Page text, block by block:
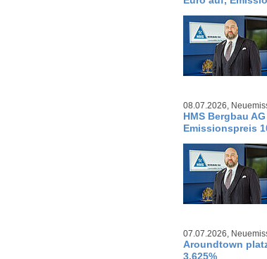
08.07.2026,
HMS Bergbau
Emissionspreis
07.07.2026,
Aroundtown
3,625%